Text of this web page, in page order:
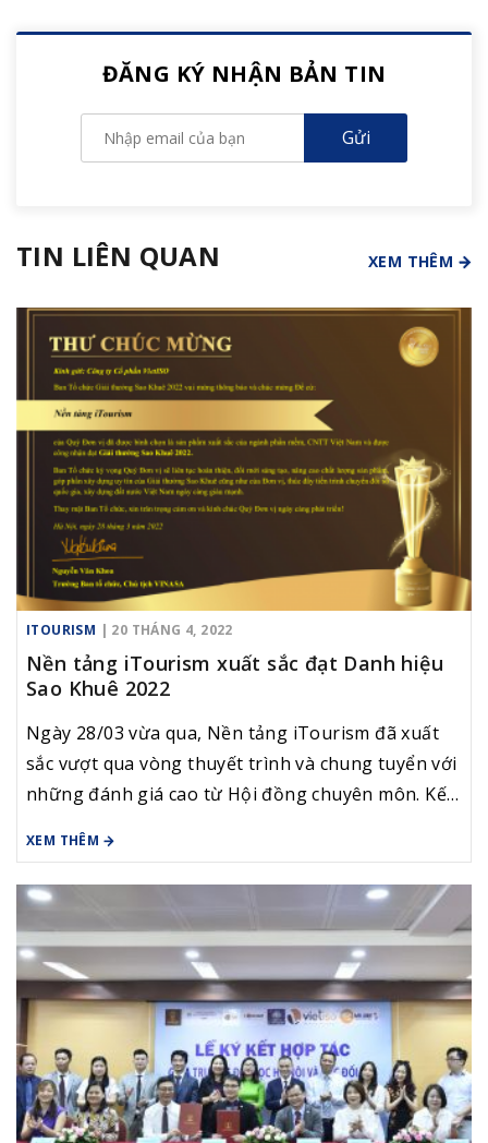
ĐĂNG KÝ NHẬN BẢN TIN
TIN LIÊN QUAN XEM THÊM
ITOURISM | 20 THÁNG 4, 2022
Nền tảng iTourism xuất sắc đạt Danh hiệu
Sao Khuê 2022
Ngày 28/03 vừa qua, Nền tảng iTourism đã xuất
sắc vượt qua vòng thuyết trình và chung tuyển với
những đánh giá cao từ Hội đồng chuyên môn. Kết
Khuê 2022 tại Hạng mục Nền tảng Chuyển đổi số
lĩnh vực Du lịch.
XEM THÊM